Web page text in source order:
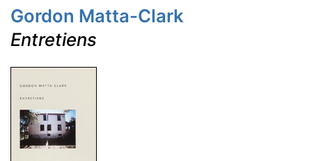
Gordon Matta-Clark
Entretiens